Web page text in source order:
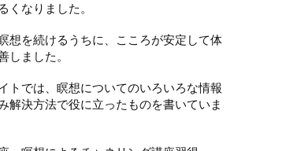
くなりました。
想を続けるうちに、こころが安定して体
しました。
トでは、瞑想についてのいろいろな情報
解決方法で役に立ったものを書いていま